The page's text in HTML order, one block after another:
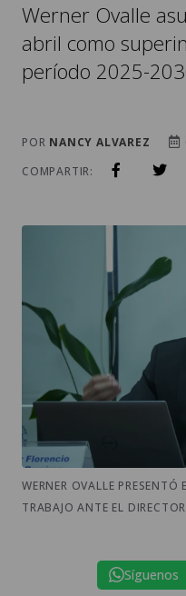
Werner Ovalle
abril como
período 2025-
POR NANCY ALVAREZ
COMPARTIR:
WERNER OVALLE
TRABAJO ANTE EL
Síguenos